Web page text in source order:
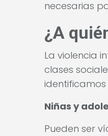
necesarias
¿A
La violencia
clases
Niñas y
Pueden ser